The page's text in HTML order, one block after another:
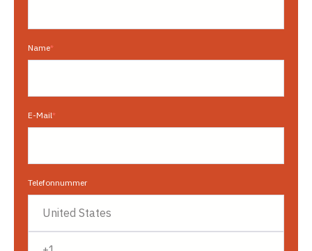
Name*
E-Mail*
Telefonnummer